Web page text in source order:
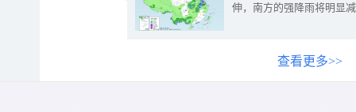
伸，南方的强降雨将明显
查看更多>>